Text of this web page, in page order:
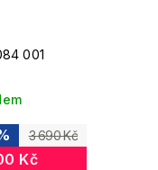
001
3 690 Kč
Kč